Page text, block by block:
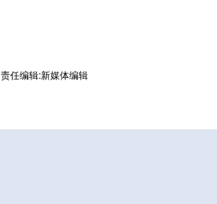
责任编辑:新媒体编辑